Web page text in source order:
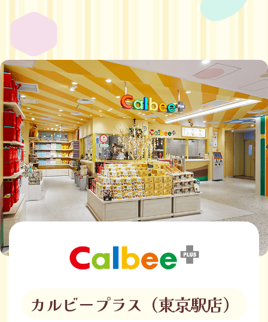
カルビープラス（東京駅店）